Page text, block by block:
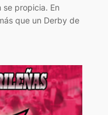
propicia. En
que un Derby de